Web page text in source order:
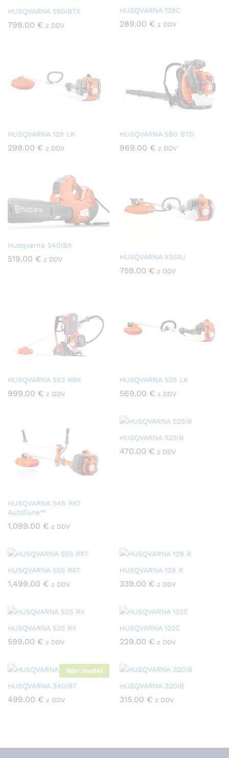
HUSQVARNA 550iBTX
799.00 € z DDV
HUSQVARNA 129C
289.00 € z DDV
HUSQVARNA 129 LK
299.00 € z DDV
HUSQVARNA 580 BTS
969.00 € z DDV
Husqvarna 540iBX
519.00 € z DDV HUSQVARNA 535RJ
759.00 € z DDV
HUSQVARNA 553 RBX
999.00 € z DDV
HUSQVARNA 525 LK
569.00 € z DDV
HUSQVARNA 545 RXT
AutoTune™
1,099.00 € z DDV
HUSQVARNA 525iB
470.00 € z DDV
HUSQVARNA 555 RXT
1,499.00 € z DDV
HUSQVARNA 129 R
339.00 € z DDV
HUSQVARNA 525 RX
599.00 € z DDV
HUSQVARNA 122C
229.00 € z DDV
Nov model
HUSQVARNA 340iBT
499.00 € z DDV
HUSQVARNA 320iB
315.00 € z DDV